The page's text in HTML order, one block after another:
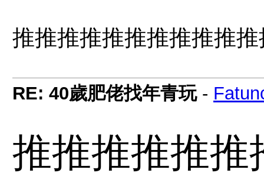
推推推推推推推推推推
RE: 40歲肥佬找年青玩-
推推推推推推